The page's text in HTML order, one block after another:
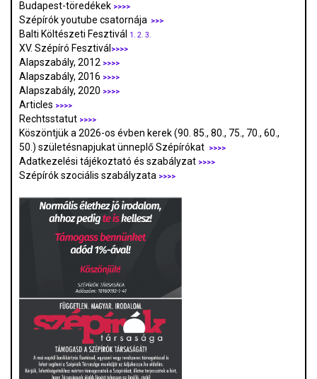
Budapest-töredékek >>>>
Szépírók youtube csatornája >>>
Balti Költészeti Fesztivál 1. 2. 3.
XV. Szépíró Fesztivál >>>>
Alapszabály, 2012 >>>>
Alapszabály, 2016 >>>>
Alapszabály, 2020 >>>>
Articles >>>>
Rechtsstatut >>>>
Köszöntjük a 2026-os évben kerek (90. 85., 80., 75., 70., 60.,
50.) születésnapjukat ünneplő Szépírókat
>>>>
Adatkezelési tájékoztató és szabályzat >>>>
Szépírók szociális szabályzata >>>>